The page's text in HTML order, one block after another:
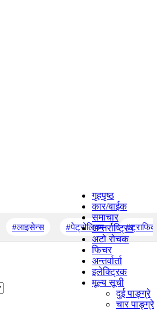
गृहपृष्‍ठ
कार/बाईक
समाचार
अन्तर्राष्ट्रिय
अटो रोचक
फिचर
अन्तर्वार्ता
इलेक्ट्रिक
मूल्य सूची
दुई पाङ्ग्रे
चार पाङ्ग्रे
#लाइसेन्स #पेट्रोलियम #ट्राफिक